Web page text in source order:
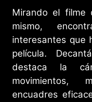
Mirando el filme
mismo,
interesantes que
película.
destaca la
movimientos,
encuadres